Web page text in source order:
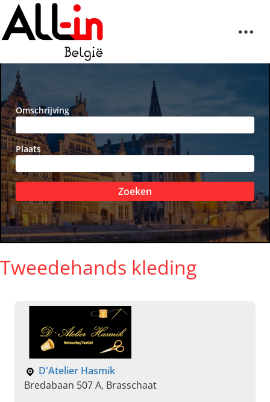
Omschrijving
Plaats
Zoeken
Tweedehands kleding
D'Atelier Hasmik
Bredabaan 507 A, Brasschaat